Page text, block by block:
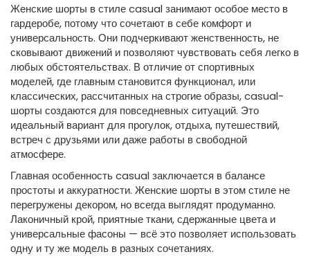
Женские шорты в стиле casual занимают особое место в
гардеробе, потому что сочетают в себе комфорт и
универсальность. Они подчеркивают женственность, не
сковывают движений и позволяют чувствовать себя легко в
любых обстоятельствах. В отличие от спортивных
моделей, где главным становится функционал, или
классических, рассчитанных на строгие образы, casual-
шорты создаются для повседневных ситуаций. Это
идеальный вариант для прогулок, отдыха, путешествий,
встреч с друзьями или даже работы в свободной
атмосфере.
Главная особенность casual заключается в балансе
простоты и аккуратности. Женские шорты в этом стиле не
перегружены декором, но всегда выглядят продуманно.
Лаконичный крой, приятные ткани, сдержанные цвета и
универсальные фасоны — всё это позволяет использовать
одну и ту же модель в разных сочетаниях.